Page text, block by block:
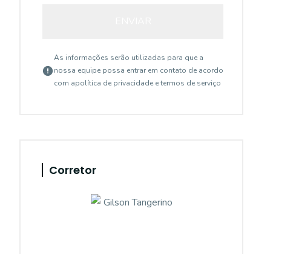
As informações serão utilizadas para que a
nossa equipe possa entrar em contato de acordo
com apolítica de privacidade e termos de serviço
Corretor